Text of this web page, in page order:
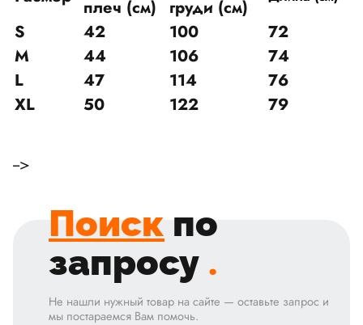
плеч (см)
груди (см)
S 42 100
72
M
44 106
74
L
47 114
76
XL
50 122 79
-->
Поиск по
запросу .
Не нашли нужный товар на сайте — оставьте запрос и
мы постараемся Вам помочь.